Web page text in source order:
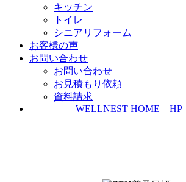
キッチン
トイレ
シニアリフォーム
お客様の声
お問い合わせ
お問い合わせ
お見積もり依頼
資料請求
WELLNEST HOME HP